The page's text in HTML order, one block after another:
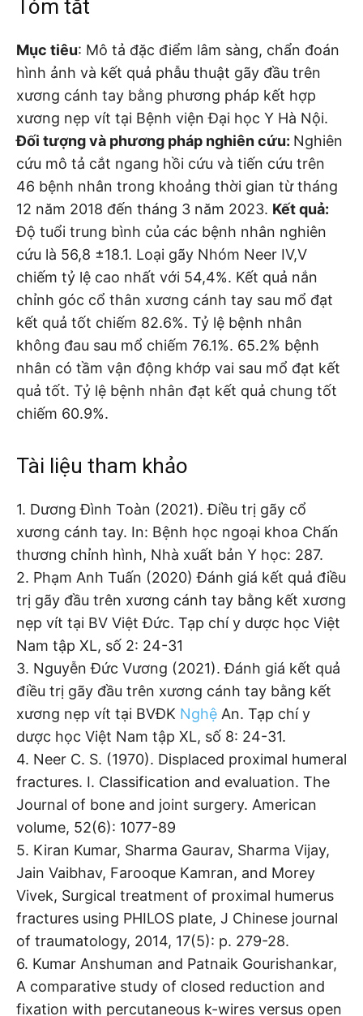
Tóm tắt
Mục tiêu: Mô tả đặc điểm lâm sàng, chẩn đoán
hình ảnh và kết quả phẫu thuật gãy đầu trên
xương cánh tay bằng phương pháp kết hợp
xương nẹp vít tại Bệnh viện Đại học Y Hà Nội.
Đối tượng và phương pháp nghiên cứu: Nghiên
cứu mô tả cắt ngang hồi cứu và tiến cứu trên
46 bệnh nhân trong khoảng thời gian từ tháng
12 năm 2018 đến tháng 3 năm 2023. Kết quả:
Độ tuổi trung bình của các bệnh nhân nghiên
cứu là 56,8 ±18.1. Loại gãy Nhóm Neer IV,V
chiếm tỷ lệ cao nhất với 54,4%. Kết quả nắn
chỉnh góc cổ thân xương cánh tay sau mổ đạt
kết quả tốt chiếm 82.6%. Tỷ lệ bệnh nhân
không đau sau mổ chiếm 76.1%. 65.2% bệnh
nhân có tầm vận động khớp vai sau mổ đạt kết
quả tốt. Tỷ lệ bệnh nhân đạt kết quả chung tốt
chiếm 60.9%.
Tài liệu tham khảo
1. Dương Đình Toàn (2021). Điều trị gãy cổ
xương cánh tay. In: Bệnh học ngoại khoa Chấn
thương chỉnh hình, Nhà xuất bản Y học: 287.
2. Phạm Anh Tuấn (2020) Đánh giá kết quả điều
trị gãy đầu trên xương cánh tay bằng kết xương
nẹp vít tại BV Việt Đức. Tạp chí y dược học Việt
Nam tập XL, số 2: 24-31
3. Nguyễn Đức Vương (2021). Đánh giá kết quả
điều trị gãy đầu trên xương cánh tay bằng kết
xương nẹp vít tại BVĐK Nghệ An. Tạp chí y
dược học Việt Nam tập XL, số 8: 24-31.
4. Neer C. S. (1970). Displaced proximal humeral
fractures. I. Classification and evaluation. The
Journal of bone and joint surgery. American
volume, 52(6): 1077-89
5. Kiran Kumar, Sharma Gaurav, Sharma Vijay,
Jain Vaibhav, Farooque Kamran, and Morey
Vivek, Surgical treatment of proximal humerus
fractures using PHILOS plate, J Chinese journal
of traumatology, 2014, 17(5): p. 279-28.
6. Kumar Anshuman and Patnaik Gourishankar,
A comparative study of closed reduction and
fixation with percutaneous k-wires versus open